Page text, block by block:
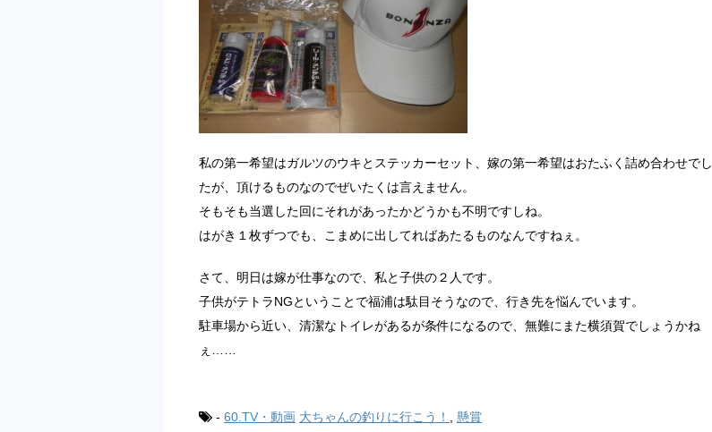
私の第一希望はガルツのウキとステッカーセット、嫁の第一希望はおたふく詰め合わせでし
たが、頂けるものなのでぜいたくは言えません。
そもそも当選した回にそれがあったかどうかも不明ですしね。
はがき１枚ずつでも、こまめに出してればあたるものなんですねぇ。
さて、明日は嫁が仕事なので、私と子供の２人です。
子供がテトラNGということで福浦は駄目そうなので、行き先を悩んでいます。
駐車場から近い、清潔なトイレがあるが条件になるので、無難にまた横須賀でしょうかね
ぇ……
- 60.TV・動画 大ちゃんの釣りに行こう！ 懸賞